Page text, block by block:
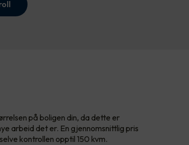
på boligen din, da dette er
arbeid det er. En gjennomsnittlig pris
kontrollen opptil 150 kvm.